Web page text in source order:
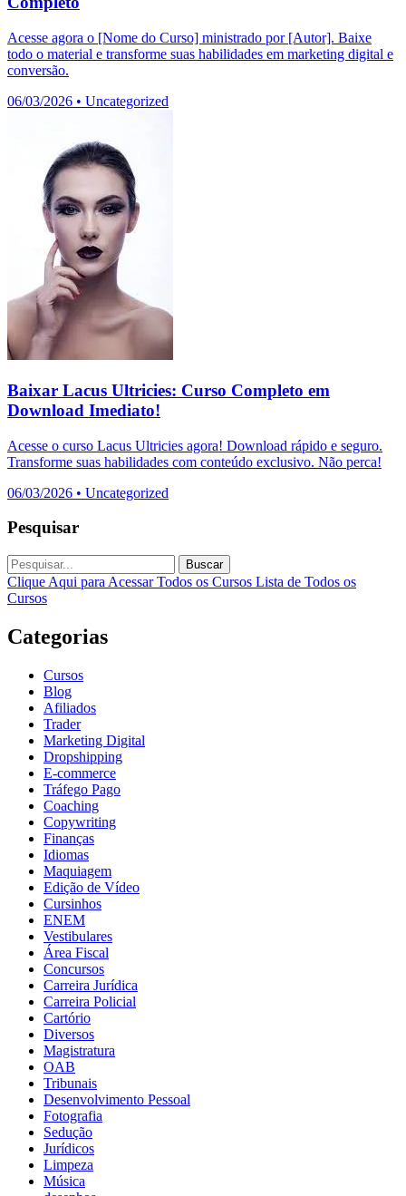
Acesse agora o [Nome do Curso] ministrado por [Autor]. Baixe
todo o material e transforme suas habilidades em marketing digital e
conversão.
06/03/2026 • Uncategorized
Baixar Lacus Ultricies: Curso Completo em
Download Imediato!
Acesse o curso Lacus Ultricies agora! Download rápido e seguro.
Transforme suas habilidades com conteúdo exclusivo. Não perca!
06/03/2026 • Uncategorized
Pesquisar
Buscar
Clique Aqui para Acessar Todos os Cursos Lista de Todos os
Cursos
Categorias
Cursos
Blog
Afiliados
Trader
Marketing Digital
Dropshipping
E-commerce
Tráfego Pago
Coaching
Copywriting
Finanças
Idiomas
Maquiagem
Edição de Vídeo
Cursinhos
ENEM
Vestibulares
Área Fiscal
Concursos
Carreira Jurídica
Carreira Policial
Cartório
Diversos
Magistratura
OAB
Tribunais
Desenvolvimento Pessoal
Fotografia
Sedução
Jurídicos
Limpeza
Música